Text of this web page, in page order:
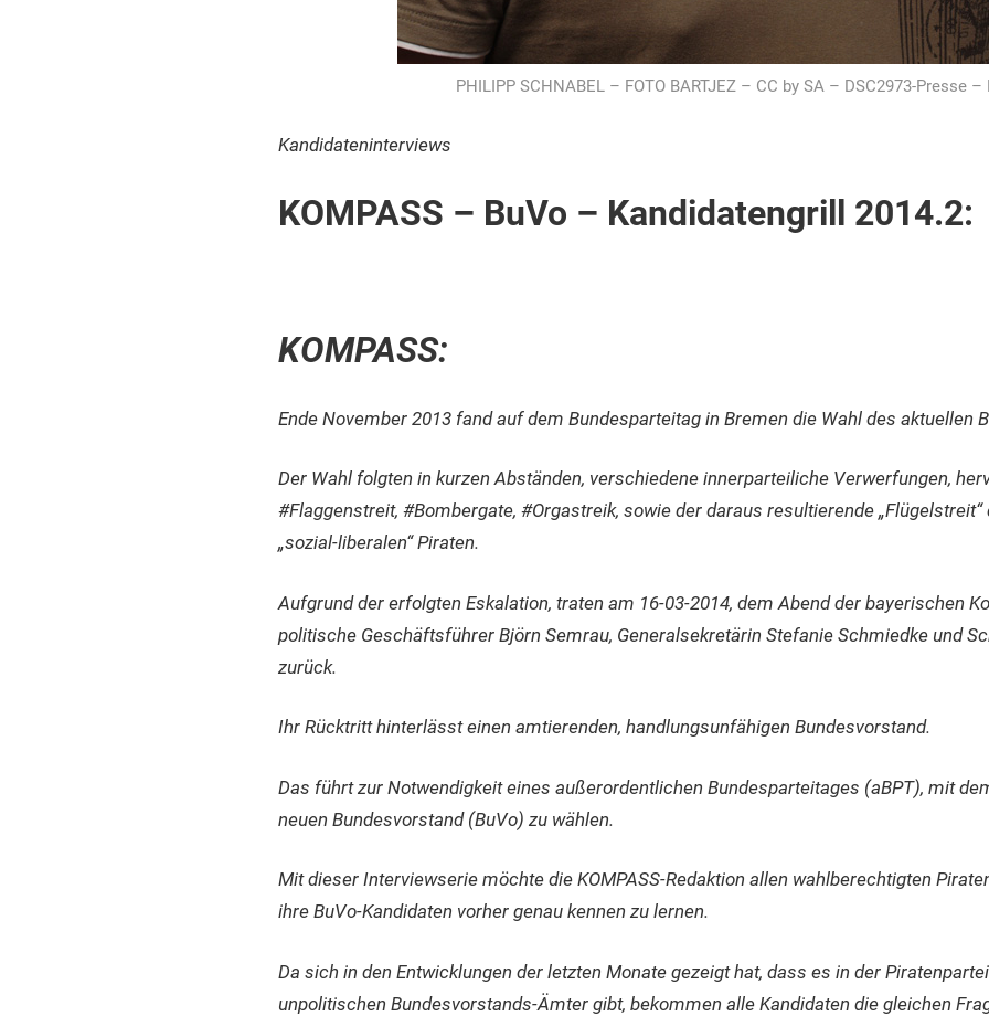
PHILIPP SCHNABEL – FOTO BARTJEZ – CC by SA – DSC2973-Presse –
Kandidateninterviews
KOMPASS – BuVo – Kandidatengrill 2014.2:
KOMPASS:
Ende November 2013 fand auf dem Bundesparteitag in Bremen die Wahl des aktuellen
Der Wahl folgten in kurzen Abständen, verschiedene innerparteiliche Verwerfungen,
#Flaggenstreit, #Bombergate, #Orgastreik, sowie der daraus resultierende „Flügelstreit“
„sozial-liberalen“ Piraten.
Aufgrund der erfolgten Eskalation, traten am 16-03-2014, dem Abend der bayerischen
politische Geschäftsführer Björn Semrau, Generalsekretärin Stefanie Schmiedke und
zurück.
Ihr Rücktritt hinterlässt einen amtierenden, handlungsunfähigen Bundesvorstand.
Das führt zur Notwendigkeit eines außerordentlichen Bundesparteitages (aBPT), mit
neuen Bundesvorstand (BuVo) zu wählen.
Mit dieser Interviewserie möchte die KOMPASS-Redaktion allen wahlberechtigten
ihre BuVo-Kandidaten vorher genau kennen zu lernen.
Da sich in den Entwicklungen der letzten Monate gezeigt hat, dass es in der
unpolitischen Bundesvorstands-Ämter gibt, bekommen alle Kandidaten die gleichen